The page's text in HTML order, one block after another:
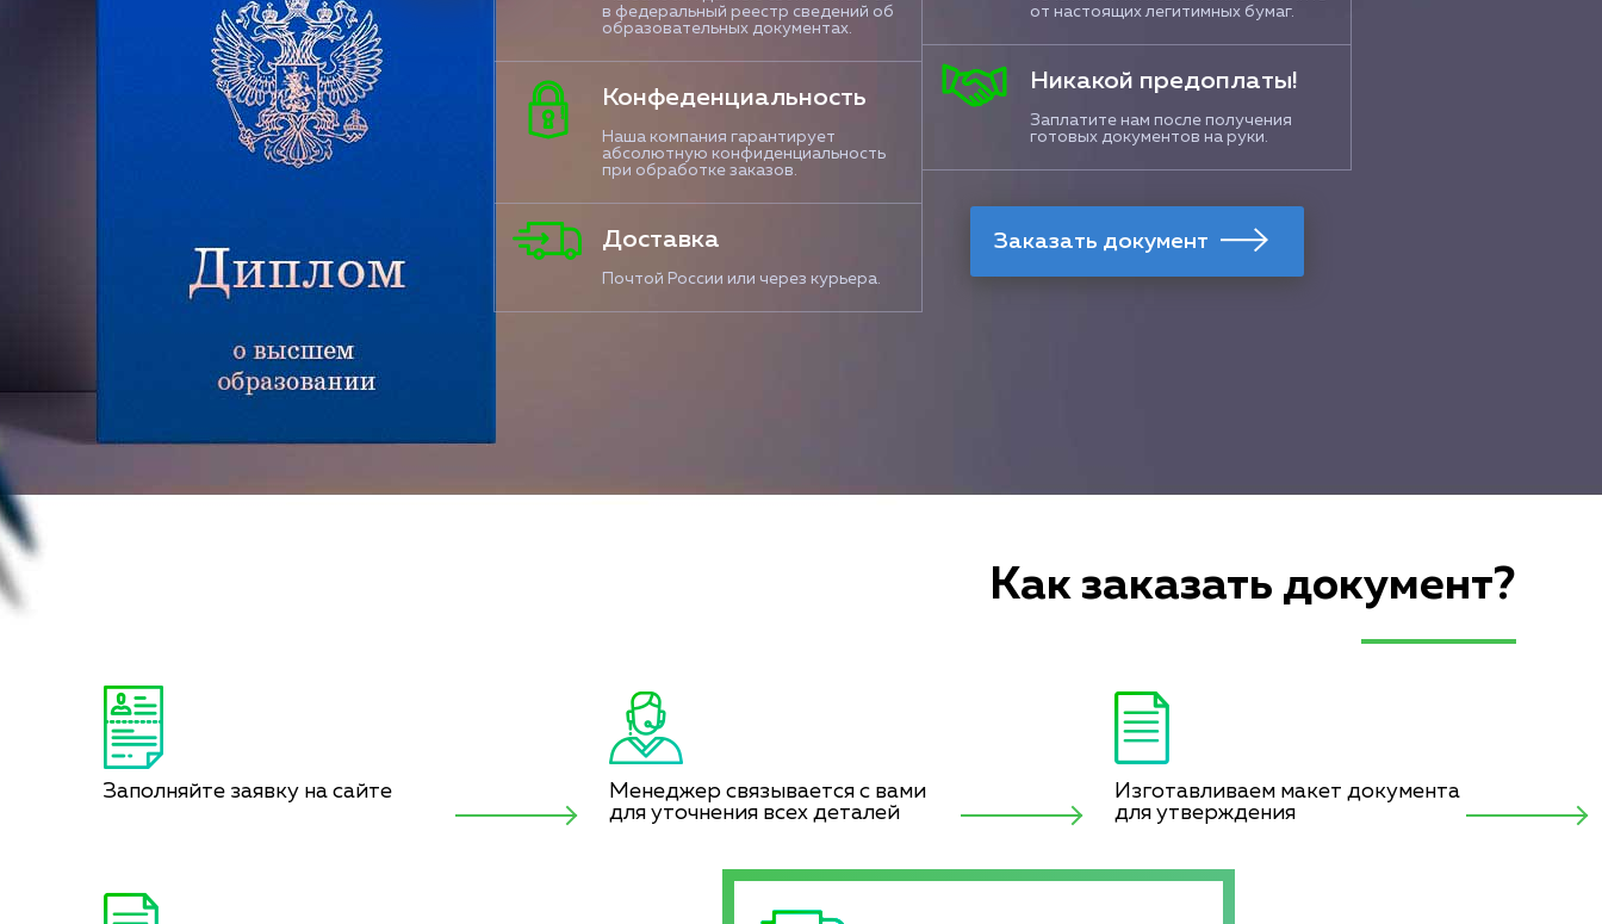
в федеральный реестр сведений об
образовательных документах.
Конфеденциальность
Наша компания гарантирует
абсолютную конфиденциальность
при обработке заказов.
Доставка
Почтой России или через курьера.
от настоящих легитимных бумаг.
Никакой предоплаты!
Заплатите нам после получения
готовых документов на руки.
Как заказать документ?
Заполняйте заявку на сайте
Менеджер связывается с вами
для уточнения всех деталей
Изготавливаем макет документа
для утверждения